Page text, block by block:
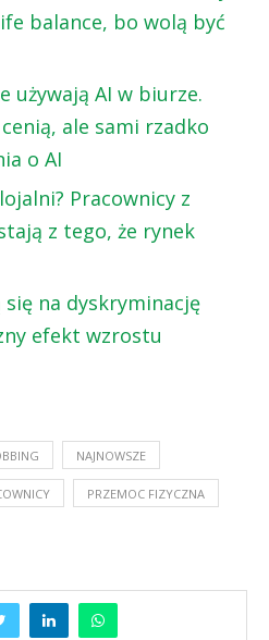
balance, bo wolą być
używają AI w biurze.
ale sami rzadko
o AI
Pracownicy z
z tego, że rynek
się na dyskryminację
efekt wzrostu
NAJNOWSZE
PRZEMOC FIZYCZNA